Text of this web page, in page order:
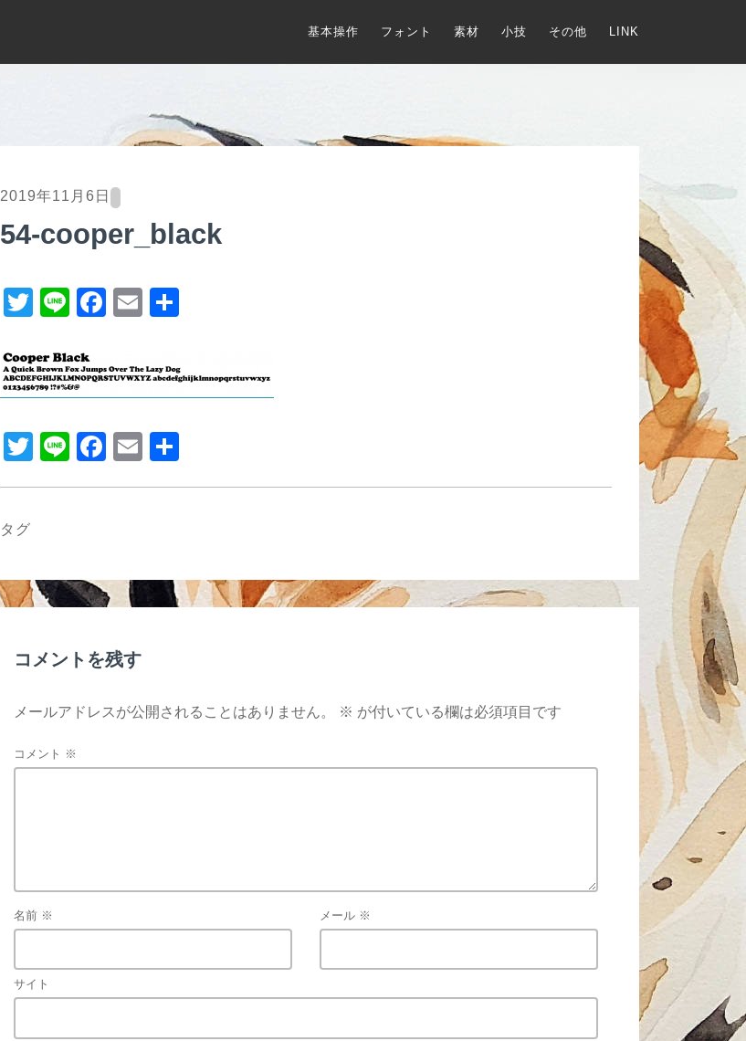
基本操作 フォント 素材 小技 その他 LINK
2019年11月6日
54-cooper_black
T
tt
er
Li
e
F
c
e
o
E
ail
T
Li
F
o
k
E
タグ
コメントを残す
メールアドレスが公開されることはありません。 ※ が付いている欄は必須項目です
コメント ※
名前 ※ メール ※
サイト